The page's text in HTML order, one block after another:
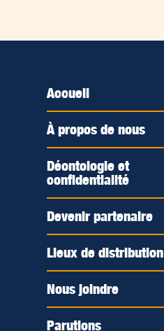
Accueil
À propos de nous
Déontologie et
confidentialité
Devenir partenaire
Lieux de distribution
Nous joindre
Parutions